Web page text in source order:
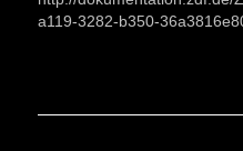
a119-3282-b350-